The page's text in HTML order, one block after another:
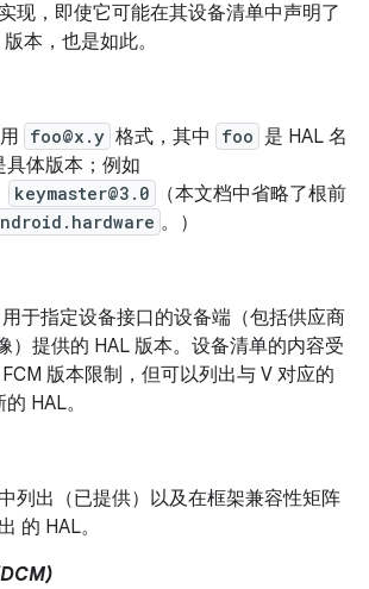
现，即使它可能在其设备清单中声明了
本，也是如此。
foo@x.y 格式，其中 foo 是 HAL 名
具体版本；例如
keymaster@3.0
（本文档中省略了根前
。）
于指定设备接口的设备端（包括供应商
）提供的 HAL 版本。设备清单的内容受
版本限制，但可以列出与 V 对应的
HAL。
列出（已提供）以及在框架兼容性矩阵
的 HAL。